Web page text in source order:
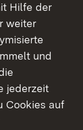
Hilfe der
weiter
und
jederzeit
Cookies auf